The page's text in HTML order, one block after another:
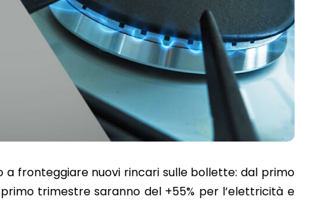
a fronteggiare nuovi rincari sulle bollette: dal primo
trimestre saranno del +55% per l’elettricità e